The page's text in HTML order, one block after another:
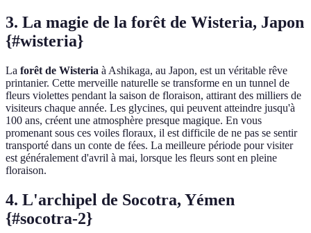
3. La magie de la forêt de Wisteria, Japon
{#wisteria}
La forêt de Wisteria à Ashikaga, au Japon, est un véritable rêve
printanier. Cette merveille naturelle se transforme en un tunnel de
fleurs violettes pendant la saison de floraison, attirant des milliers de
visiteurs chaque année. Les glycines, qui peuvent atteindre jusqu'à
100 ans, créent une atmosphère presque magique. En vous
promenant sous ces voiles floraux, il est difficile de ne pas se sentir
transporté dans un conte de fées. La meilleure période pour visiter
est généralement d'avril à mai, lorsque les fleurs sont en pleine
floraison.
4. L'archipel de Socotra, Yémen
{#socotra-2}